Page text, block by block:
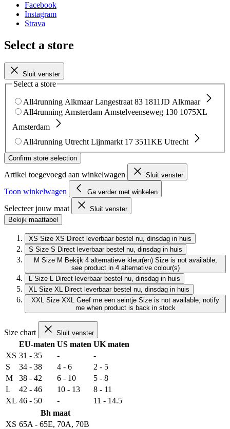
Facebook
Instagram
Strava
Select a store
Sluit venster
Select a store
All4running Alkmaar Langestraat 83 1811JD Alkmaar
All4running Amsterdam Amstelveenseweg 130 1075XL
Amsterdam
All4running Utrecht Lijnmarkt 17 3511KE Utrecht
Confirm store selection
Artikel toegevoegd aan winkelwagen Sluit venster
Toon winkelwagen Ga verder met winkelen
Selecteer jouw maat
Sluit venster
Bekijk maattabel
XS Size XS Direct leverbaar bestel nu, dinsdag in huis
S Size S Direct leverbaar bestel nu, dinsdag in huis
M Size M Bekijk 4 alternatieve kleur(en) Size is not available,
see product in 4 alternative colour(s)
Size L Direct leverbaar bestel nu, dinsdag in huis
XL
Size XL Direct leverbaar bestel nu, dinsdag in huis
XXL
Size XXL Geef me een seintje Size is not available, notify
me when product is back in stock
Size chart Sluit venster
EU-maten US maten UK maten
XS 31 - 35 -
-
S
34 - 38 4 - 6
2 - 5
M
38 - 42 6 - 10
5 - 8
L
42 - 46 10 - 13
8 - 11
XL 46 - 50 -
11 - 14.5
Bh maat
XS 65A - 65E, 70A, 70B